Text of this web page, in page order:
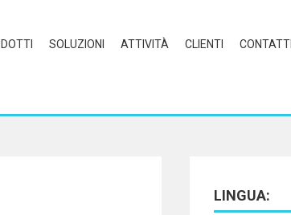
SOLUZIONI ATTIVITÀ CLIENTI CONTATTI
LINGUA: